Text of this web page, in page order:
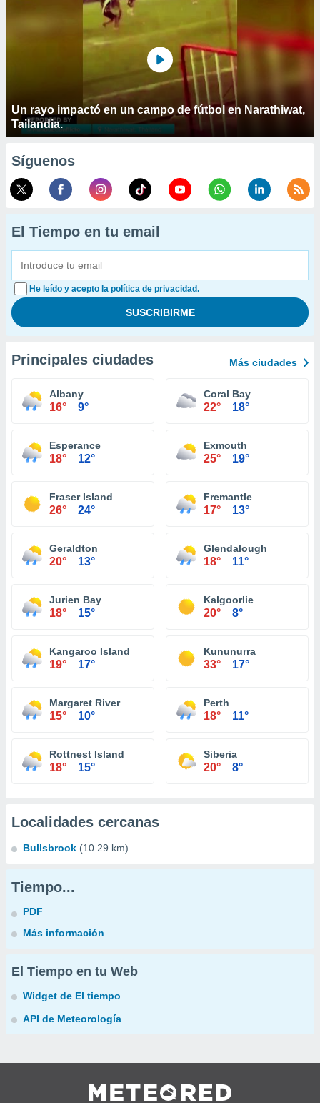
Un rayo impactó en un campo de fútbol en Narathiwat,
Tailandia.
Síguenos
El Tiempo en tu email
He leído y acepto la política de privacidad.
Principales ciudades Más ciudades
Albany
16° 9°
Coral Bay
22° 18°
Esperance
18° 12°
Exmouth
25° 19°
Fraser Island
26° 24°
Fremantle
17° 13°
Geraldton
20° 13°
Glendalough
18° 11°
Jurien Bay
18° 15°
Kalgoorlie
20° 8°
Kangaroo Island
19° 17°
Kununurra
33° 17°
Margaret River
15° 10°
Perth
18° 11°
Rottnest Island
18° 15°
Siberia
20° 8°
Localidades cercanas
Bullsbrook (10.29 km)
Tiempo...
PDF
Más información
El Tiempo en tu Web
Widget de El tiempo
API de Meteorología